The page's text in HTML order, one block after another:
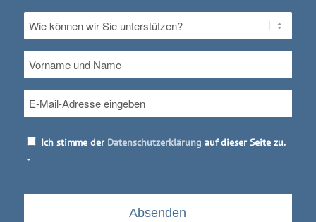
Ohne
Titel *
und
Name
Mail *
Datenschutz
Ich stimme der Datenschutzerklärung auf dieser Seite zu.
*